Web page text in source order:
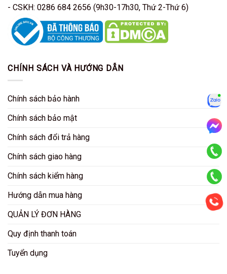
- CSKH: 0286 684 2656 (9h30-17h30, Thứ 2-Thứ 6)
CHÍNH SÁCH VÀ HƯỚNG DẪN
Chính sách bảo hành
Chính sách bảo mật
Chính sách đổi trả hàng
Chính sách giao hàng
Chính sách kiểm hàng
Hướng dẫn mua hàng
QUẢN LÝ ĐƠN HÀNG
Quy định thanh toán
Tuyển dụng